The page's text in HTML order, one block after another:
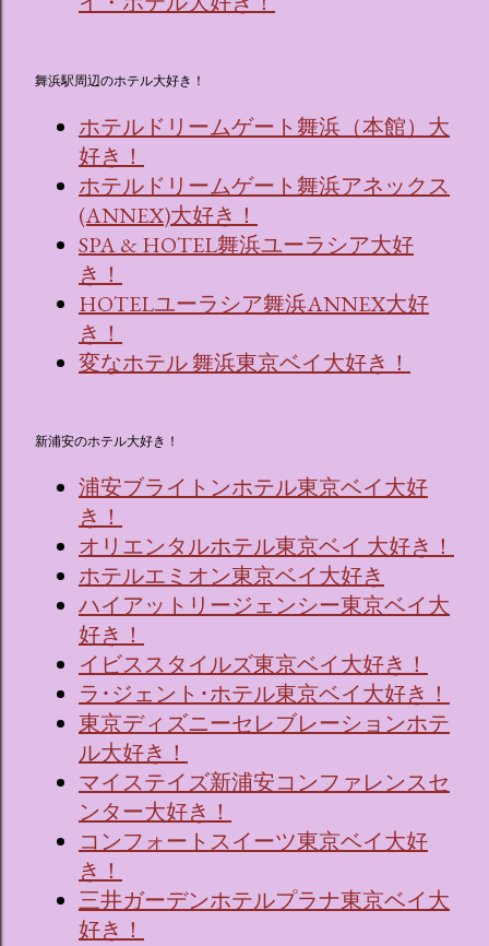
舞浜駅周辺のホテル大好き！
ホテルドリームゲート舞浜（本館）大
好き！
ホテルドリームゲート舞浜アネックス
(ANNEX)大好き！
SPA & HOTEL舞浜ユーラシア大好
き！
HOTELユーラシア舞浜ANNEX大好
き！
変なホテル 舞浜東京ベイ大好き！
新浦安のホテル大好き！
浦安ブライトンホテル東京ベイ大好
き！
オリエンタルホテル東京ベイ 大好き！
ホテルエミオン東京ベイ大好き
ハイアットリージェンシー東京ベイ大
好き！
イビススタイルズ東京ベイ大好き！
ラ･ジェント･ホテル東京ベイ大好き！
東京ディズニーセレブレーションホテ
ル大好き！
マイステイズ新浦安コンファレンスセ
ンター大好き！
コンフォートスイーツ東京ベイ大好
き！
三井ガーデンホテルプラナ東京ベイ大
好き！